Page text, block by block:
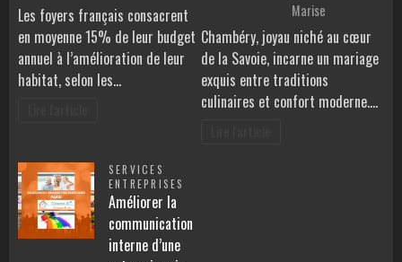
Les foyers français consacrent
en moyenne 15% de leur budget
annuel à l’amélioration de leur
habitat, selon les…
Marise
Chambéry, joyau niché au cœur
de la Savoie, incarne un mariage
exquis entre traditions
culinaires et confort moderne.…
SERVICES
ENTREPRISES
Améliorer la
communication
interne d’une